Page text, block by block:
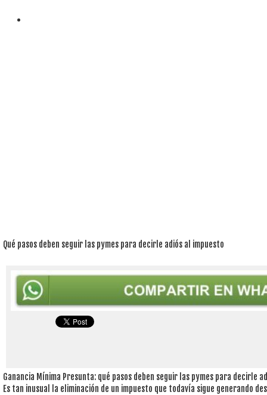
Qué pasos deben seguir las pymes para decirle adiós al impuesto
Ganancia Mínima Presunta: qué pasos deben seguir las pymes para decirle
Es tan inusual la eliminación de un impuesto que todavía sigue generando